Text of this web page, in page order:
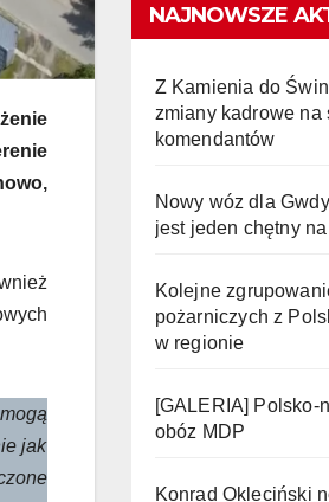
jak
NAJNOWSZE
Z Kamienia do
zmiany kadrowe na
komendantów
Nowy wóz dla
jest jeden chętny
Kolejne
pożarniczych z
w regionie
[GALERIA] Polsko-
obóz MDP
Konrad Okleciński